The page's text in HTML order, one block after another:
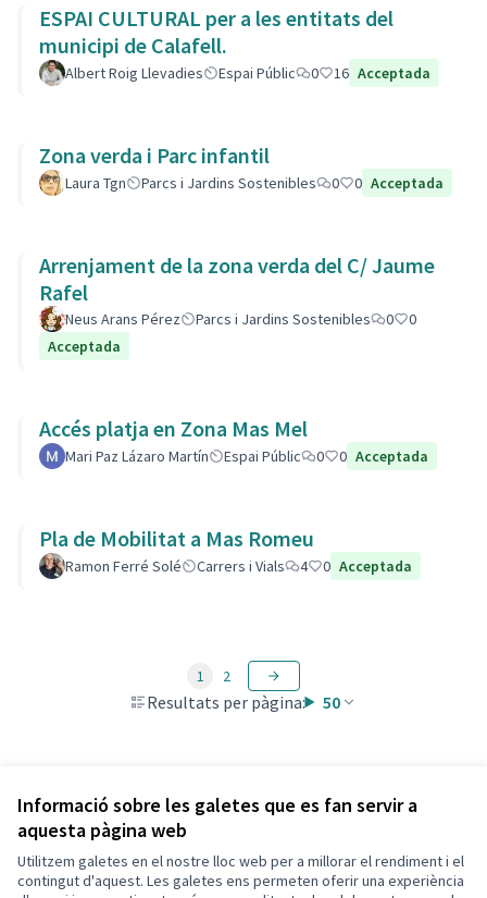
Informació sobre les galetes que es fan servir a
aquesta pàgina web
Utilitzem galetes en el nostre lloc web per a millorar el rendiment i el
contingut d'aquest. Les galetes ens permeten oferir una experiència
ESPAI CULTURAL per a les entitats del
municipi de Calafell.
Albert Roig Llevadies Espai Públic 0 16 Acceptada
Zona verda i Parc infantil
Laura Tgn Parcs i Jardins Sostenibles 0 0 Acceptada
Arrenjament de la zona verda del C/ Jaume
Rafel
Neus Arans Pérez Parcs i Jardins Sostenibles 0
0
Acceptada
Accés platja en Zona Mas Mel
Mari Paz Lázaro Martín Espai Públic 0 0 Acceptada
Pla de Mobilitat a Mas Romeu
Ramon Ferré Solé Carrers i Vials 4 0 Acceptada
Resultats per pàgina: 50
1 2
Veure totes les propostes retirades
Termes i condicions d'ús
Configuració de les galetes